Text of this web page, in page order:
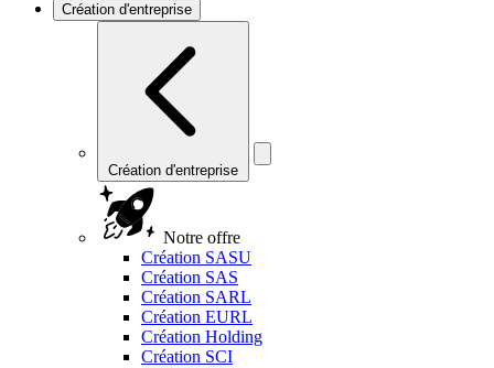
Création d'entreprise
Création d'entreprise
Notre offre
Création SASU
Création SAS
Création SARL
Création EURL
Création Holding
Création SCI